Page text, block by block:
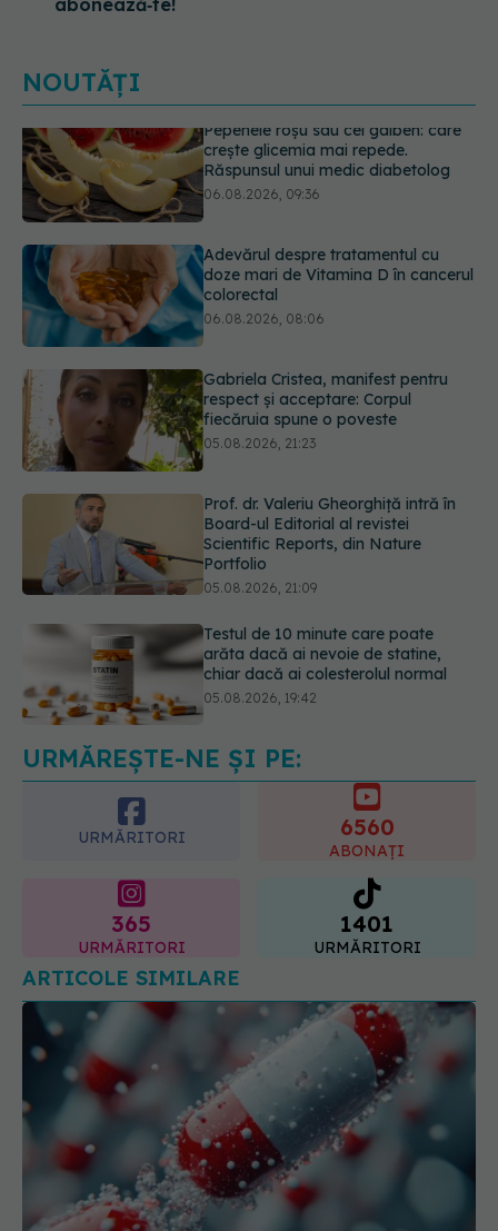
abonează‑te!
NOUTĂȚI
Adevărul despre tratamentul cu
doze mari de Vitamina D în cancerul
colorectal
Gabriela Cristea, manifest pentru
respect și acceptare: Corpul
fiecăruia spune o poveste
Prof. dr. Valeriu Gheorghiță intră în
Board-ul Editorial al revistei
Scientific Reports, din Nature
05.08.2026, 21:09
Testul de 10 minute care poate
arăta dacă ai nevoie de statine,
chiar dacă ai colesterolul normal
Pepenele roșu sau cel galben: care
crește glicemia mai repede.
Răspunsul unui medic diabetolog
URMĂREȘTE-NE ȘI PE:
URMĂRITORI 6560
ABONAȚI
365
URMĂRITORI
1401
URMĂRITORI
ARTICOLE SIMILARE